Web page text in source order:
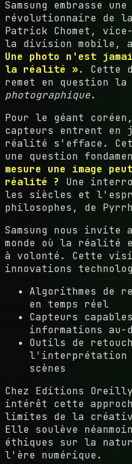
Samsung embrasse
révolutionnaire de
Patrick Chomet,
la division mobile,
Une photo n'est
la réalité ». Cette
remet en question la
photographique.
Pour le géant
capteurs entrent en
réalité s'efface.
une question
mesure une image
réalité ?
Une
les siècles et
philosophes, de
Samsung nous invite
monde où la réalité
à volonté. Cette
innovations
Algorithmes de
en temps réel
Capteurs
informations
Outils de
l'interprétation
scènes
Chez Editions
intérêt cette
limites de la
Elle soulève
éthiques sur la
l'ère numérique.